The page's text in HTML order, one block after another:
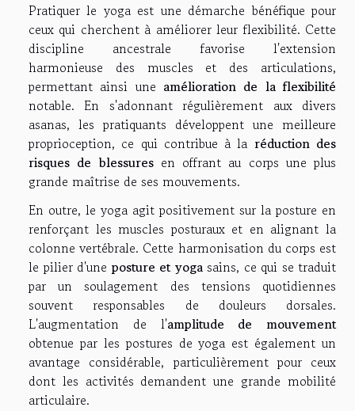
Pratiquer le yoga est une démarche bénéfique pour
ceux qui cherchent à améliorer leur flexibilité. Cette
discipline ancestrale favorise l'extension
harmonieuse des muscles et des articulations,
permettant ainsi une amélioration de la flexibilité
notable. En s'adonnant régulièrement aux divers
asanas, les pratiquants développent une meilleure
proprioception, ce qui contribue à la réduction des
risques de blessuresen offrant au corps une plus
grande maîtrise de ses mouvements.
En outre, le yoga agit positivement sur la posture en
renforçant les muscles posturaux et en alignant la
colonne vertébrale. Cette harmonisation du corps est
le pilier d'une posture et yogasains, ce qui se traduit
par un soulagement des tensions quotidiennes
souvent responsables de douleurs dorsales.
L'augmentation de l'amplitude de mouvement
obtenue par les postures de yoga est également un
avantage considérable, particulièrement pour ceux
dont les activités demandent une grande mobilité
articulaire.